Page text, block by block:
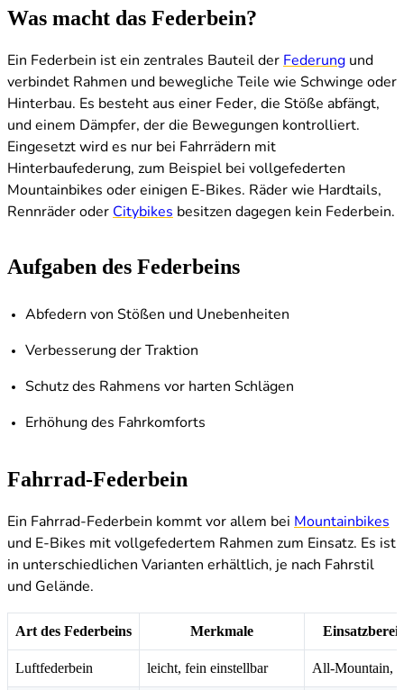
Was macht das Federbein?
Ein Federbein ist ein zentrales Bauteil der Federung und
verbindet Rahmen und bewegliche Teile wie Schwinge oder
Hinterbau. Es besteht aus einer Feder, die Stöße abfängt,
und einem Dämpfer, der die Bewegungen kontrolliert.
Eingesetzt wird es nur bei Fahrrädern mit
Hinterbaufederung, zum Beispiel bei vollgefederten
Mountainbikes oder einigen E-Bikes. Räder wie Hardtails,
Rennräder oder Citybikes besitzen dagegen kein Federbein.
Aufgaben des Federbeins
Abfedern von Stößen und Unebenheiten
Verbesserung der Traktion
Schutz des Rahmens vor harten Schlägen
Erhöhung des Fahrkomforts
Fahrrad-Federbein
Ein Fahrrad-Federbein kommt vor allem bei Mountainbikes
und E-Bikes mit vollgefedertem Rahmen zum Einsatz. Es ist
in unterschiedlichen Varianten erhältlich, je nach Fahrstil
und Gelände.
Art des Federbeins Merkmale
Luftfederbein leicht, fein einstellbar All-Mountain,